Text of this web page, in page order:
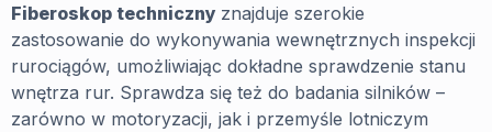
Fiberoskop techniczny znajduje szerokie
zastosowanie do wykonywania wewnętrznych inspekcji
rurociągów, umożliwiając dokładne sprawdzenie stanu
wnętrza rur. Sprawdza się też do badania silników –
zarówno w motoryzacji, jak i przemyśle lotniczym